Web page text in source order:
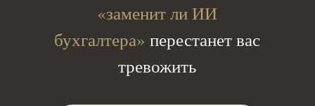
«заменит ли ИИ
бухгалтера» перестанет вас
тревожить